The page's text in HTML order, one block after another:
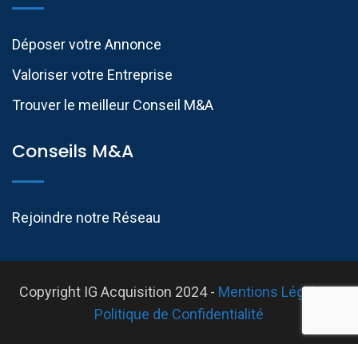
Déposer votre Annonce
Valoriser votre Entreprise
Trouver le meilleur Conseil M&A
Conseils M&A
Rejoindre notre Réseau
Copyright IG Acquisition 2024 - Mentions Légales-
Politique de Confidentialité